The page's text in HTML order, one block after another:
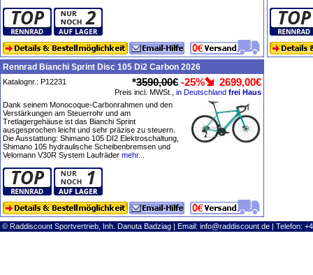
Rennrad Bianchi Sprint Disc 105 Di2 Carbon 2026
Katalognr.: P12231 *3590,00€ -25% 2699,00€
Preis incl. MWSt., in Deutschland frei Haus
Dank seinem Monocoque-Carbonrahmen und den
Verstärkungen am Steuerrohr und am
Tretlagergehäuse ist das Bianchi Sprint
ausgesprochen leicht und sehr präzise zu steuern.
Die Ausstattung: Shimano 105 DI2 Elektroschaltung,
Shimano 105 hydraulische Scheibenbremsen und
Velomann V30R System Laufräder mehr...
© Raddiscount Sportvertrieb, Inh. Danuta Badziag | Email: info@raddiscount.de | Telefon: